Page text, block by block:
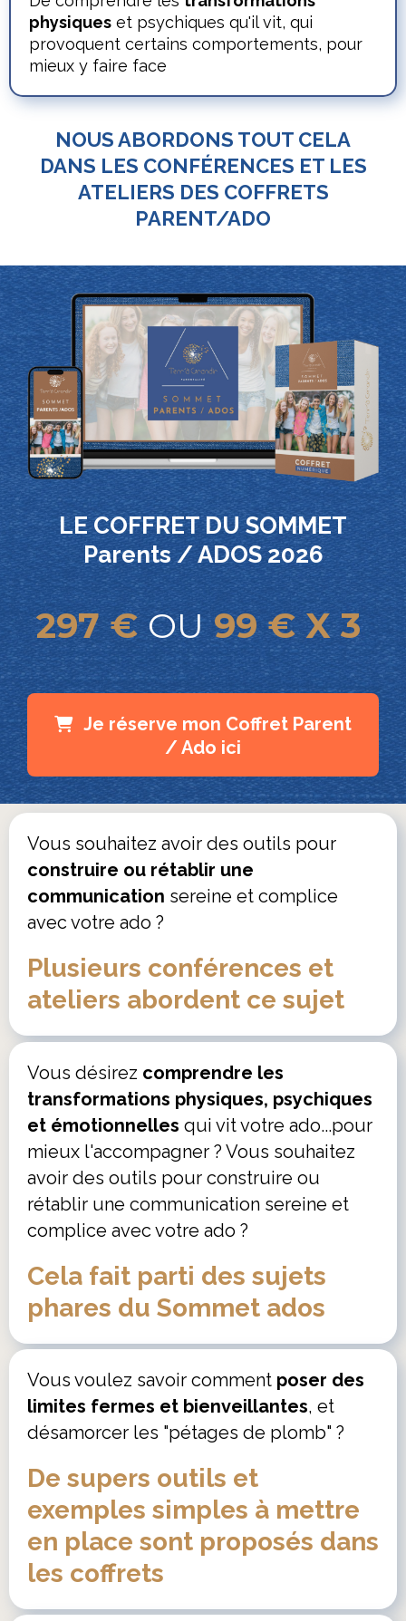
physiques et psychiques qu'il vit, qui
provoquent certains comportements, pour
mieux y faire face
NOUS ABORDONS TOUT CELA
DANS LES CONFÉRENCES ET LES
ATELIERS DES COFFRETS
PARENT/ADO
LE COFFRET DU SOMMET
Parents / ADOS 2026
297 € OU99 € X 3
Je réserve mon Coffret Parent
/ Ado ici
Vous souhaitez avoir des outils pour
construire ou rétablir une
communication sereine et complice
avec votre ado ?
Plusieurs conférences et
ateliers abordent ce sujet
Vous désirez comprendre les
transformations physiques, psychiques
et émotionnelles qui vit votre ado...pour
mieux l'accompagner ? Vous souhaitez
avoir des outils pour construire ou
rétablir une communication sereine et
complice avec votre ado ?
Cela fait parti des sujets
phares du Sommet ados
Vous voulez savoir comment poser des
limites fermes et bienveillantes, et
désamorcer les "pétages de plomb" ?
De supers outils et
exemples simples à mettre
en place sont proposés dans
les coffrets